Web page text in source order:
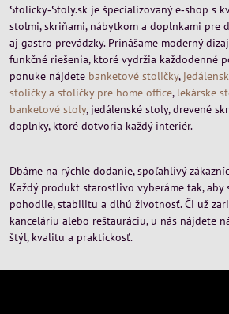
Stolicky‑Stoly.sk je špecializovaný e‑shop s
stolmi, skriňami, nábytkom a doplnkami pre
aj gastro prevádzky. Prinášame moderný
funkčné riešenia, ktoré vydržia každodenné
ponuke nájdete banketové stoličky,
stoličky a stoličky pre home office, lekárske
banketové stoly, jedálenské stoly, drevené
doplnky, ktoré dotvoria každý interiér.
Dbáme na rýchle dodanie, spoľahlivý
Každý produkt starostlivo vyberáme tak, aby
pohodlie, stabilitu a dlhú životnosť. Či už
kanceláriu alebo reštauráciu, u nás nájdete
štýl, kvalitu a praktickosť.